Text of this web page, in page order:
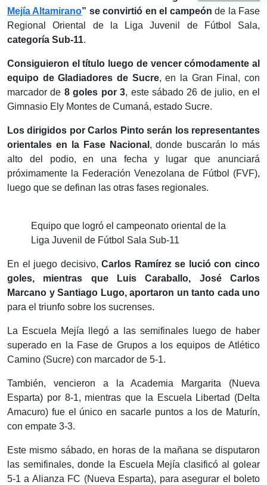
Mejía Altamirano” se convirtió en el campeón de la Fase
Regional Oriental de la Liga Juvenil de Fútbol Sala,
categoría Sub-11.
Consiguieron el título luego de vencer cómodamente al
equipo de Gladiadores de Sucre, en la Gran Final, con
marcador de 8 goles por 3, este sábado 26 de julio, en el
Gimnasio Ely Montes de Cumaná, estado Sucre.
Los dirigidos por Carlos Pinto serán los representantes
orientales en la Fase Nacional , donde buscarán lo más
alto del podio, en una fecha y lugar que anunciará
próximamente la Federación Venezolana de Fútbol (FVF),
luego que se definan las otras fases regionales.
Equipo que logró el campeonato oriental de la
Liga Juvenil de Fútbol Sala Sub-11
En el juego decisivo,Carlos Ramírez se lució con cinco
goles, mientras que Luis Caraballo, José Carlos
Marcano y Santiago Lugo, aportaron un tanto cada uno
para el triunfo sobre los sucrenses.
La Escuela Mejía llegó a las semifinales luego de haber
superado en la Fase de Grupos a los equipos de Atlético
Camino (Sucre) con marcador de 5-1.
También, vencieron a la Academia Margarita (Nueva
Esparta) por 8-1, mientras que la Escuela Libertad (Delta
Amacuro) fue el único en sacarle puntos a los de Maturín,
con empate 3-3.
Este mismo sábado, en horas de la mañana se disputaron
las semifinales, donde la Escuela Mejía clasificó al golear
5-1 a Alianza FC (Nueva Esparta), para asegurar el boleto